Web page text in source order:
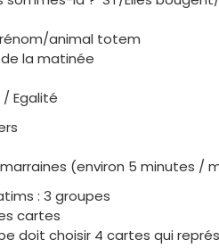
animal totem
la matinée​
Egalité
(environ 5 minutes /
: 3 groupes
cartes​
doit choisir 4 cartes qui